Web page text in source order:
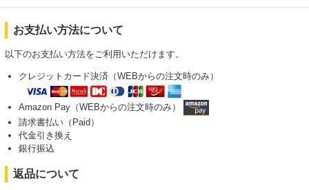
お支払い方法について
以下のお支払い方法をご利用いただけます。
クレジットカード決済（WEBからの注文時のみ）
Amazon Pay（WEBからの注文時のみ）
請求書払い（Paid）
代金引き換え
銀行振込
返品について